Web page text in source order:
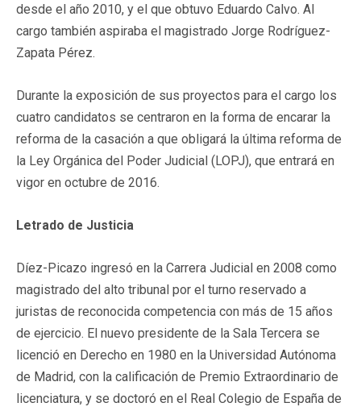
desde el año 2010, y el que obtuvo Eduardo Calvo. Al
cargo también aspiraba el magistrado Jorge Rodríguez-
Zapata Pérez.
Durante la exposición de sus proyectos para el cargo los
cuatro candidatos se centraron en la forma de encarar la
reforma de la casación a que obligará la última reforma de
la Ley Orgánica del Poder Judicial (LOPJ), que entrará en
vigor en octubre de 2016.
Letrado de Justicia
Díez-Picazo ingresó en la Carrera Judicial en 2008 como
magistrado del alto tribunal por el turno reservado a
juristas de reconocida competencia con más de 15 años
de ejercicio. El nuevo presidente de la Sala Tercera se
licenció en Derecho en 1980 en la Universidad Autónoma
de Madrid, con la calificación de Premio Extraordinario de
licenciatura, y se doctoró en el Real Colegio de España de